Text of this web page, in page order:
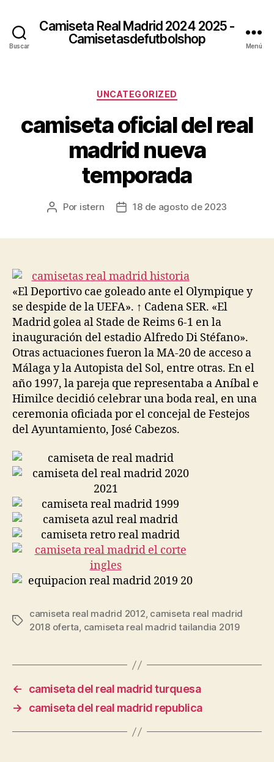
Buscar
Camiseta Real Madrid 2024 2025 -
Camisetasdefutbolshop
Menú
Categorías
UNCATEGORIZED
camiseta oficial del real
madrid nueva
temporada
Autor
Por istern
Fecha18 de agosto de 2023
«El Deportivo cae goleado ante el Olympique y
se despide de la UEFA». ↑ Cadena SER. «El
Madrid golea al Stade de Reims 6-1 en la
inauguración del estadio Alfredo Di Stéfano».
Otras actuaciones fueron la MA-20 de acceso a
Málaga y la Autopista del Sol, entre otras. En el
año 1997, la pareja que representaba a Aníbal e
Himilce decidió celebrar una boda real, en una
ceremonia oficiada por el concejal de Festejos
del Ayuntamiento, José Cabezos.
Etiquetas
camiseta real madrid 2012, camiseta real madrid
2018 oferta, camiseta real madrid tailandia 2019
←
camiseta del real madrid turquesa
→
camiseta del real madrid republica